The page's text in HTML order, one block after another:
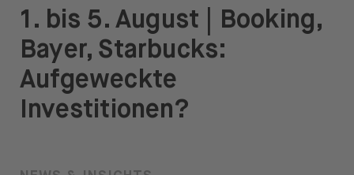
1. bis 5. August | Booking,
Bayer, Starbucks:
Aufgeweckte
Investitionen?